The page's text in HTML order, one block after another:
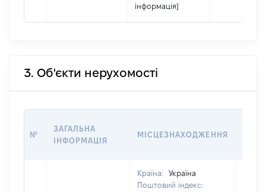
інформація]
3. Об'єкти нерухомості
№
ЗАГАЛЬНА
ІНФОРМАЦІЯ
МІСЦЕЗНАХОДЖЕННЯ
Країна:
Україна
Поштовий індекс: